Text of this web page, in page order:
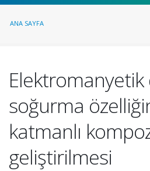
ANA SAYFA
Elektromanyetik
soğurma
katmanlı
geliştirilmesi